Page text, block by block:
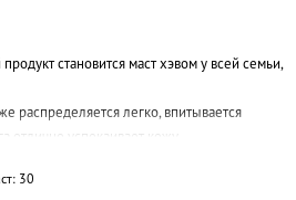
становится маст хэвом у всей семьи,
распределяется легко, впитывается
отлично успокаивает кожу.
под пленку, минут на 20-30 (черные точки
30